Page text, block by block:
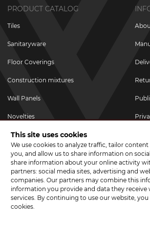
PRODUCT CATALOG
Tiles
Sanitaryware
Floor Coverings
Construction mixtures
Wall Panels
Novelties
Promotional goods
Promotions & Discounts
JOIN US ON SOCIAL
Website development and development of sites - web studio
This site uses cookies
We use cookies to analyze traffic, tailor
you, and allow us to share information on
share information about your online activity
partners: social media sites, advertising and
companies. Our partners may combine this
information you provide and data they receive
services. By continuing to use our website,
cookies.